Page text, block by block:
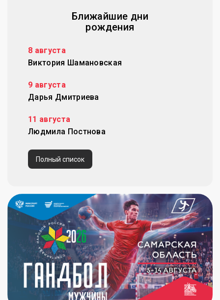
Ближайшие дни
рождения
8 августа
Виктория Шамановская
9 августа
Дарья Дмитриева
11 августа
Людмила Постнова
Полный список